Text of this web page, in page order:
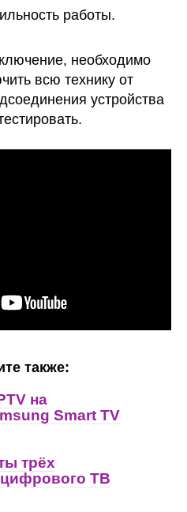
работы.
необходимо
всю технику от
устройства
также:
на
Smart TV
трёх
ТВ